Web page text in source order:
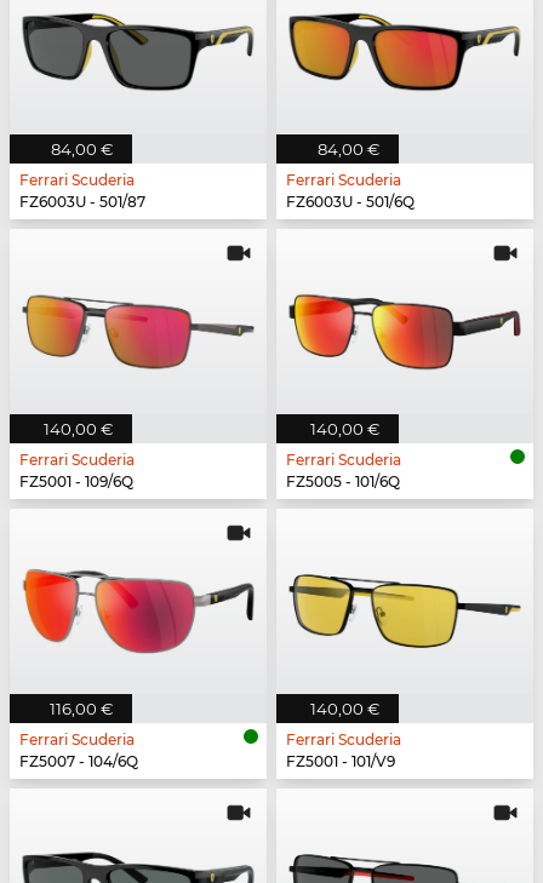
84,00 €
Ferrari Scuderia
FZ6003U - 501/87
84,00 €
Ferrari Scuderia
FZ6003U - 501/6Q
140,00 €
Ferrari Scuderia
FZ5001 - 109/6Q
140,00 €
Ferrari Scuderia
FZ5005 - 101/6Q
116,00 €
Ferrari Scuderia
FZ5007 - 104/6Q
140,00 €
Ferrari Scuderia
FZ5001 - 101/V9